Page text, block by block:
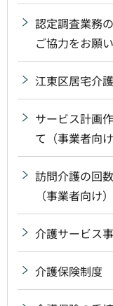
認定調査業務
ご協力をお願い
江東区居宅介
サービス計画
て（事業者向
訪問介護の回
（事業者向け）
介護サービス
介護保険制度